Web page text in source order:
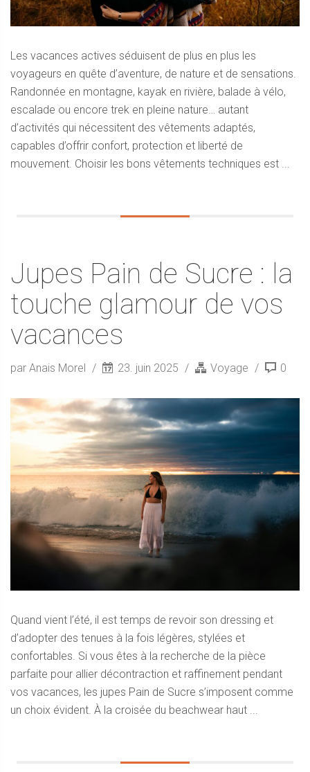
Les vacances actives séduisent de plus en plus les
voyageurs en quête d’aventure, de nature et de sensations.
Randonnée en montagne, kayak en rivière, balade à vélo,
escalade ou encore trek en pleine nature… autant
d’activités qui nécessitent des vêtements adaptés,
capables d’offrir confort, protection et liberté de
mouvement. Choisir les bons vêtements techniques est ...
Jupes Pain de Sucre : la
touche glamour de vos
vacances
par Anais Morel 23. juin 2025 Voyage 0
Quand vient l’été, il est temps de revoir son dressing et
d’adopter des tenues à la fois légères, stylées et
confortables. Si vous êtes à la recherche de la pièce
parfaite pour allier décontraction et raffinement pendant
vos vacances, les jupes Pain de Sucre s’imposent comme
un choix évident. À la croisée du beachwear haut ...